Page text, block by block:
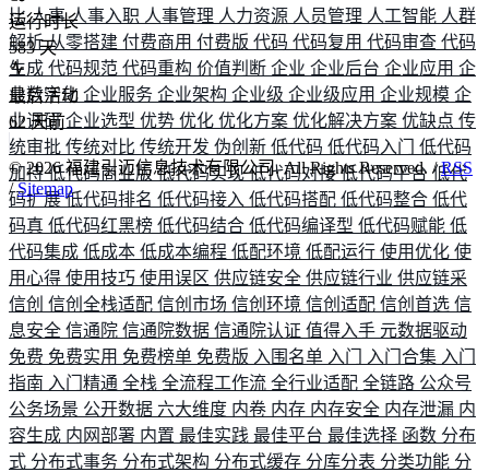
比人事人事入职 人事管理 人力资源 人员管理 人工智能 人群
解析从零搭建 付费商用 付费版 代码 代码复用 代码审查 代码
生成 代码规范 代码重构 价值判断 企业 企业后台 企业应用 企
业数字化 企业服务 企业架构 企业级 企业级应用 企业规模 企
业调研企业选型 优势 优化 优化方案 优化解决方案 优缺点 传
统审批 传统对比 传统开发 伪创新 低代码 低代码入门 低代码
加持低代码商业版低代码实现低代码对接低代码平台 低代
码扩展低代码排名 低代码接入 低代码搭配 低代码整合 低代
码真 低代码红黑榜 低代码结合 低代码编译型 低代码赋能 低
代码集成 低成本 低成本编程 低配环境 低配运行 使用优化 使
用心得 使用技巧 使用误区 供应链安全 供应链行业 供应链采
信创 信创全栈适配 信创市场 信创环境 信创适配 信创首选 信
息安全 信通院 信通院数据 信通院认证 值得入手 元数据驱动
免费 免费实用 免费榜单 免费版 入围名单 入门 入门合集 入门
指南 入门精通 全栈 全流程工作流 全行业适配 全链路 公众号
公务场景 公开数据 六大维度 内卷 内存 内存安全 内存泄漏 内
容生成 内网部署 内置 最佳实践 最佳平台 最佳选择 函数 分布
式 分布式事务 分布式架构 分布式缓存 分库分表 分类功能 分
运行时长
583 天
最后活动
62 天前
©2026福建引迈信息技术有限公司. All Rights Reserved. /RSS
/Sitemap